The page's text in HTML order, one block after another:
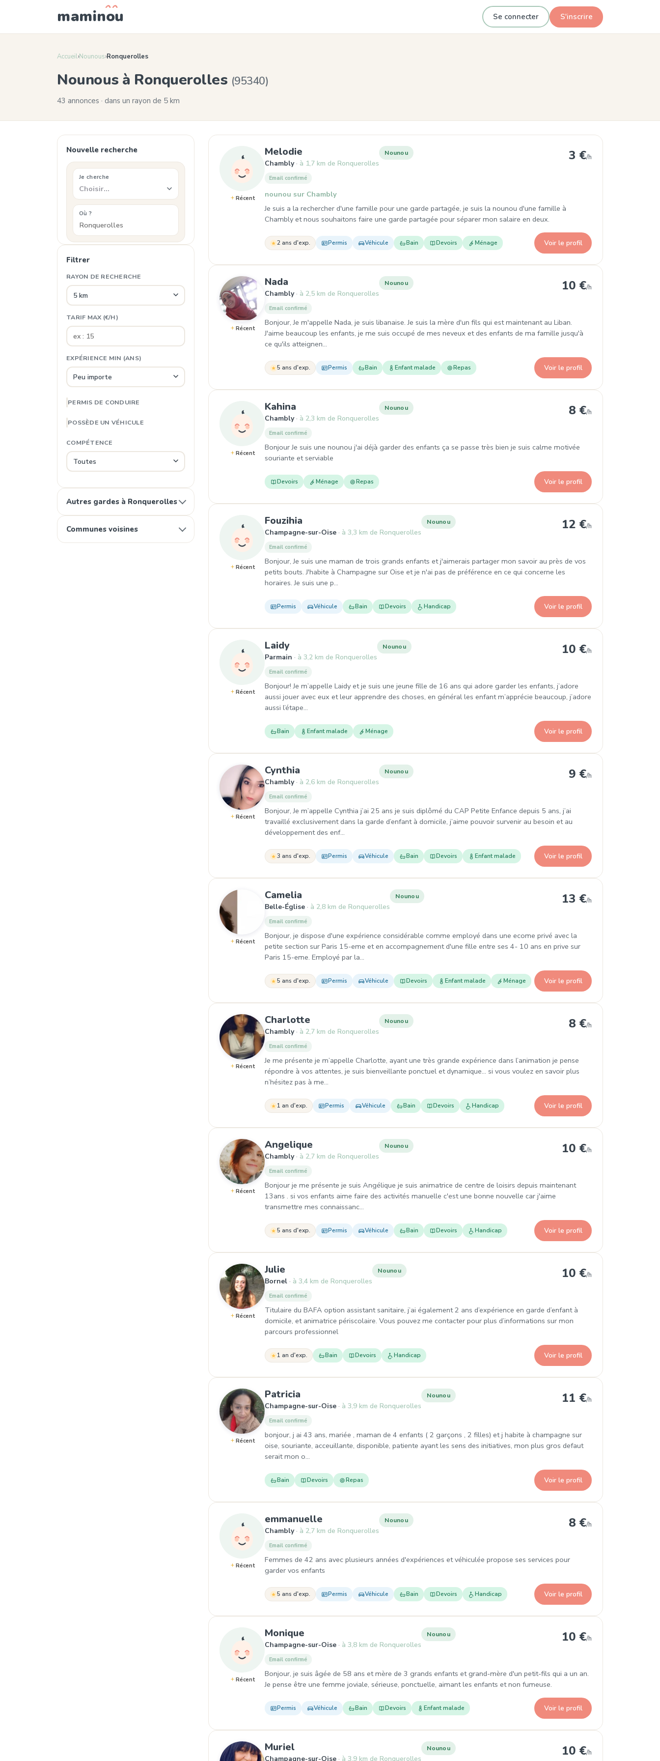
maminou Se connecter S'inscrire
Accueil›Nounous›Ronquerolles
Nounous à Ronquerolles (95340)
43 annonces · dans un rayon de 5 km
Nouvelle recherche
Je cherche
Choisir…
Où ?
Filtrer
RAYON DE RECHERCHE
TARIF MAX (€/H)
EXPÉRIENCE MIN (ANS)
PERMIS DE CONDUIRE
POSSÈDE UN VÉHICULE
COMPÉTENCE
Autres gardes à Ronquerolles
Communes voisines
Récent
Melodie , Nounou à Chambly
Chambly à 1,7 km de Ronquerolles
Nounou 3 €/h
Email confirmé
nounou sur Chambly
Je suis a la rechercher d'une famille pour une garde partagée, je suis la nounou d'une famille à
Chambly et nous souhaitons faire une garde partagée pour séparer mon salaire en deux.
2 ans d'exp. Permis Véhicule Bain Devoirs Ménage Voir le profil
Récent
Nada , Nounou à Chambly
Chambly à 2,5 km de Ronquerolles
Nounou 10 €/h
Email confirmé
Bonjour, Je m'appelle Nada, je suis libanaise. Je suis la mère d'un fils qui est maintenant au Liban.
J'aime beaucoup les enfants, je me suis occupé de mes neveux et des enfants de ma famille jusqu'à
ce qu'ils atteignen…
5 ans d'exp. Permis Bain Enfant malade Repas Voir le profil
Récent
Kahina , Nounou à Chambly
Chambly à 2,3 km de Ronquerolles
Nounou 8 €/h
Email confirmé
Bonjour Je suis une nounou j'ai déjà garder des enfants ça se passe très bien je suis calme motivée
souriante et serviable
Devoirs Ménage Repas Voir le profil
Récent
Fouzihia , Nounou à Champagne-sur-Oise
Champagne-sur-Oise à 3,3 km de Ronquerolles
Nounou 12 €/h
Email confirmé
Bonjour, Je suis une maman de trois grands enfants et j'aimerais partager mon savoir au près de vos
petits bouts. J'habite à Champagne sur Oise et je n'ai pas de préférence en ce qui concerne les
horaires. Je suis une p…
Permis Véhicule Bain Devoirs Handicap Voir le profil
Récent
Laidy, Nounou à Parmain
Parmain à 3,2 km de Ronquerolles
Nounou 10 €/h
Email confirmé
Bonjour! Je m’appelle Laidy et je suis une jeune fille de 16 ans qui adore garder les enfants, j’adore
aussi jouer avec eux et leur apprendre des choses, en général les enfant m’apprécie beaucoup, j’adore
aussi l’étape…
Bain Enfant malade Ménage Voir le profil
Récent
Cynthia , Nounou à Chambly
Chambly à 2,6 km de Ronquerolles
Nounou 9 €/h
Email confirmé
Bonjour, Je m’appelle Cynthia j’ai 25 ans je suis diplômé du CAP Petite Enfance depuis 5 ans, j’ai
travaillé exclusivement dans la garde d’enfant à domicile, j’aime pouvoir survenir au besoin et au
développement des enf…
3 ans d'exp. Permis Véhicule Bain Devoirs Enfant malade Voir le profil
Récent
Camelia , Nounou à Belle-Église
Belle-Église à 2,8 km de Ronquerolles
Nounou 13 €/h
Email confirmé
Bonjour, je dispose d'une expérience considérable comme employé dans une ecome privé avec la
petite section sur Paris 15-eme et en accompagnement d'une fille entre ses 4- 10 ans en prive sur
Paris 15-eme. Employé par la…
5 ans d'exp. Permis Véhicule Devoirs Enfant malade Ménage Voir le profil
Récent
Charlotte , Nounou à Chambly
Chambly à 2,7 km de Ronquerolles
Nounou 8 €/h
Email confirmé
Je me présente je m’appelle Charlotte, ayant une très grande expérience dans l’animation je pense
répondre à vos attentes, je suis bienveillante ponctuel et dynamique... si vous voulez en savoir plus
n’hésitez pas à me…
1 an d'exp. Permis Véhicule Bain Devoirs Handicap Voir le profil
Récent
Angelique , Nounou à Chambly
Chambly à 2,7 km de Ronquerolles
Nounou 10 €/h
Email confirmé
Bonjour je me présente je suis Angélique je suis animatrice de centre de loisirs depuis maintenant
13ans . si vos enfants aime faire des activités manuelle c'est une bonne nouvelle car j'aime
transmettre mes connaissanc…
5 ans d'exp. Permis Véhicule Bain Devoirs Handicap Voir le profil
Récent
Julie
Bornel à 3,4 km de Ronquerolles
Nounou 10 €/h
Email confirmé
Titulaire du BAFA option assistant sanitaire, j’ai également 2 ans d’expérience en garde d’enfant à
domicile, et animatrice périscolaire. Vous pouvez me contacter pour plus d’informations sur mon
parcours professionnel
1 an d'exp. Bain Devoirs Handicap Voir le profil
Récent
Patricia , Nounou à Champagne-sur-Oise
Champagne-sur-Oise à 3,9 km de Ronquerolles
Nounou 11 €/h
Email confirmé
bonjour, j ai 43 ans, mariée , maman de 4 enfants ( 2 garçons , 2 filles) et j habite à champagne sur
oise, souriante, acceuillante, disponible, patiente ayant les sens des initiatives, mon plus gros defaut
serait mon o…
Bain Devoirs Repas Voir le profil
Récent
emmanuelle , Nounou à Chambly
Chambly à 2,7 km de Ronquerolles
Nounou 8 €/h
Email confirmé
Femmes de 42 ans avec plusieurs années d'expériences et véhiculée propose ses services pour
garder vos enfants
5 ans d'exp. Permis Véhicule Bain Devoirs Handicap Voir le profil
Récent
Monique , Nounou à Champagne-sur-Oise
Champagne-sur-Oise à 3,8 km de Ronquerolles
Nounou 10 €/h
Email confirmé
Bonjour, je suis âgée de 58 ans et mère de 3 grands enfants et grand-mère d'un petit-fils qui a un an.
Je pense être une femme joviale, sérieuse, ponctuelle, aimant les enfants et non fumeuse.
Permis Véhicule Bain Devoirs Enfant malade Voir le profil
Muriel, Nounou à Champagne-sur-Oise
Champagne-sur-Oise à 3,9 km de Ronquerolles
Nounou 10 €/h